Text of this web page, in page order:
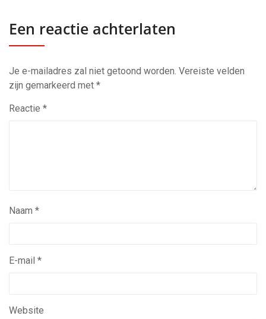
Een reactie achterlaten
Je e-mailadres zal niet getoond worden. Vereiste velden
zijn gemarkeerd met *
Reactie *
Naam *
E-mail *
Website